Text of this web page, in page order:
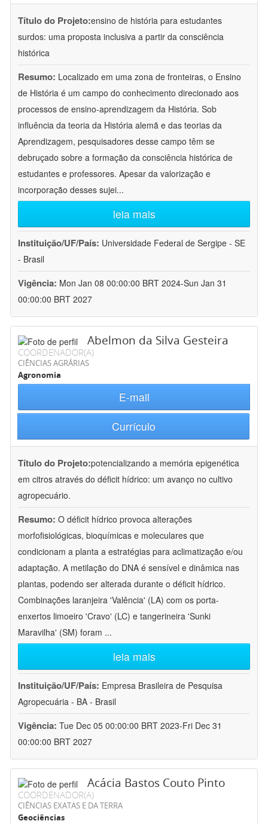
Título do Projeto:ensino de história para estudantes
surdos: uma proposta inclusiva a partir da consciência
histórica
Resumo: Localizado em uma zona de fronteiras, o Ensino
de História é um campo do conhecimento direcionado aos
processos de ensino-aprendizagem da História. Sob
influência da teoria da História alemã e das teorias da
Aprendizagem, pesquisadores desse campo têm se
debruçado sobre a formação da consciência histórica de
estudantes e professores. Apesar da valorização e
incorporação desses sujei...
leia mais
Instituição/UF/País: Universidade Federal de Sergipe - SE
- Brasil
Vigência: Mon Jan 08 00:00:00 BRT 2024-Sun Jan 31
00:00:00 BRT 2027
Abelmon da Silva Gesteira
COORDENADOR(A)
CIÊNCIAS AGRÁRIAS
Agronomia
E-mail
Currículo
Título do Projeto:potencializando a memória epigenética
em citros através do déficit hídrico: um avanço no cultivo
agropecuário.
Resumo: O déficit hídrico provoca alterações
morfofisiológicas, bioquímicas e moleculares que
condicionam a planta a estratégias para aclimatização e/ou
adaptação. A metilação do DNA é sensível e dinâmica nas
plantas, podendo ser alterada durante o déficit hídrico.
Combinações laranjeira 'Valência' (LA) com os porta-
enxertos limoeiro 'Cravo' (LC) e tangerineira 'Sunki
Maravilha' (SM) foram ...
leia mais
Instituição/UF/País: Empresa Brasileira de Pesquisa
Agropecuária - BA - Brasil
Vigência: Tue Dec 05 00:00:00 BRT 2023-Fri Dec 31
00:00:00 BRT 2027
Acácia Bastos Couto Pinto
COORDENADOR(A)
CIÊNCIAS EXATAS E DA TERRA
Geociências